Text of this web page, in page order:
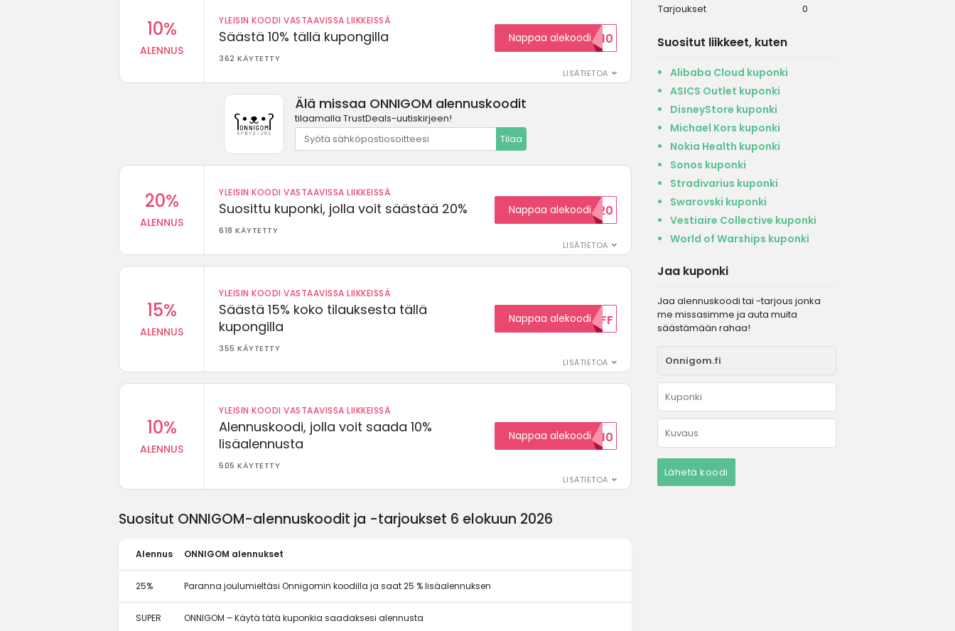
10%
ALENNUS
YLEISIN KOODI VASTAAVISSA LIIKKEISSÄ
Säästä 10% tällä kupongilla
362 KÄYTETTY
LISÄTIETOA
Nappaa alekoodi
KOODID10
Älä missaa ONNIGOM alennuskoodit
tilaamalla TrustDeals-uutiskirjeen!
Tilaa
20%
ALENNUS
YLEISIN KOODI VASTAAVISSA LIIKKEISSÄ
Suosittu kuponki, jolla voit säästää 20%
618 KÄYTETTY
LISÄTIETOA
Nappaa alekoodi
WELCOME20
15%
ALENNUS
YLEISIN KOODI VASTAAVISSA LIIKKEISSÄ
Säästä 15% koko tilauksesta tällä
kupongilla
355 KÄYTETTY
LISÄTIETOA
Nappaa alekoodi15OFF
10%
ALENNUS
YLEISIN KOODI VASTAAVISSA LIIKKEISSÄ
Alennuskoodi, jolla voit saada 10%
lisäalennusta
505 KÄYTETTY
LISÄTIETOA
Nappaa alekoodi
ALENNUSKOODID10
Tarjoukset
0
Suositut liikkeet, kuten
Alibaba Cloud kuponki
ASICS Outlet kuponki
DisneyStore kuponki
Michael Kors kuponki
Nokia Health kuponki
Sonos kuponki
Stradivarius kuponki
Swarovski kuponki
Vestiaire Collective kuponki
World of Warships kuponki
Jaa kuponki
Jaa alennuskoodi tai -tarjous jonka
me missasimme ja auta muita
säästämään rahaa!
Lähetä koodi
Suositut ONNIGOM-alennuskoodit ja -tarjoukset 6 elokuun 2026
Alennus ONNIGOM alennukset
25% Paranna joulumieltäsi Onnigomin koodilla ja saat 25 % lisäalennuksen
SUPER ONNIGOM – Käytä tätä kuponkia saadaksesi alennusta